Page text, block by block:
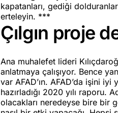
kapatanları, gediği
erteleyin. ***
Çılgın proje
Ana muhalefet lideri
anlatmaya çalışıyor. Bence
var AFAD’ın. AFAD’da işini
hazırladığı 2020 yılı raporu.
olacakları neredeyse bire bir